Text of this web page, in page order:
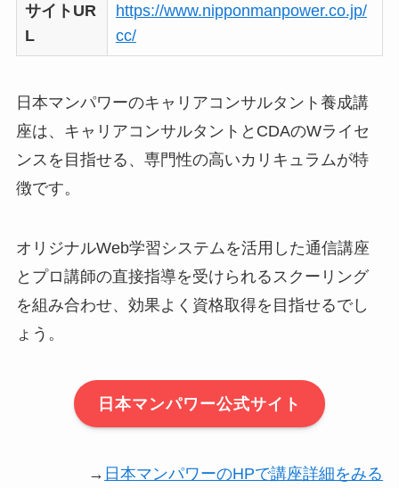
サイトUR
L
https://www.nipponmanpower.co.jp/
cc/
日本マンパワーのキャリアコンサルタント養成講
座は、キャリアコンサルタントとCDAのWライセ
ンスを目指せる、専門性の高いカリキュラムが特
徴です。
オリジナルWeb学習システムを活用した通信講座
とプロ講師の直接指導を受けられるスクーリング
を組み合わせ、効果よく資格取得を目指せるでし
ょう。
日本マンパワー公式サイト
→ 日本マンパワーのHPで講座詳細をみる